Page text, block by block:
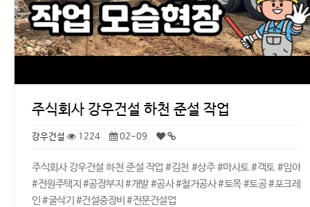
주식회사 강우건설 하천 준설 작업
강우건설 1224 02-09
주식회사 강우건설 하천 준설 작업 #김천 #상주 #마사토 #객토 #임야
#전원주택지 #공장부지 #개발 #공사 #철거공사 #토목 #토공 #포크레
인 #굴삭기 #건설중장비 #전문건설업